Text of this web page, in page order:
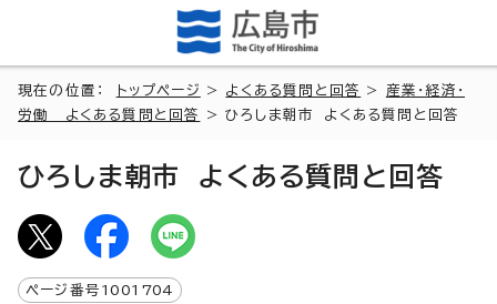
現在の位置： トップページ > よくある質問と回答 > 産業・経済・
労働 よくある質問と回答
> ひろしま朝市 よくある質問と回答
ひろしま朝市 よくある質問と回答
ページ番号 1001704